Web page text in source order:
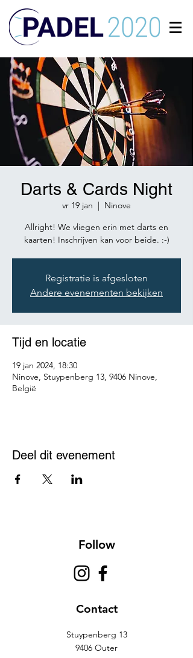
Darts & Cards Night
vr 19 jan
  |
Ninove
Allright! We vliegen erin met darts en
kaarten! Inschrijven kan voor beide. :-)
Registratie is afgesloten
Andere evenementen bekijken
Tijd en locatie
19 jan 2024, 18:30
Ninove, Stuypenberg 13, 9406 Ninove,
België
Deel dit evenement
Follow
Contact
Stuypenberg 13
9406 Outer